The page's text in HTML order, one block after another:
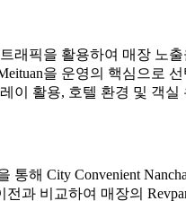
래픽을 활용하여 매장 노
을 운영의 핵심으로
이 활용, 호텔 환경 및 객
해 City Convenient
과 비교하여 매장의